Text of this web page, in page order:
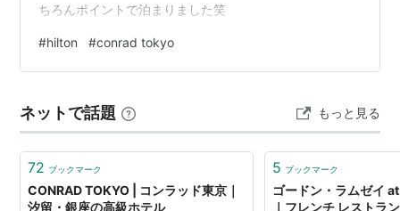
ちろんポイントで泊まりました笑
#hilton #conrad tokyo
ネットで話題 もっと見る
72 ブックマーク
CONRAD TOKYO | コンラッド東京｜
汐留・銀座の高級ホテル
5 ブックマーク
ゴードン・ラムゼイ
｜フレンチ レストラ